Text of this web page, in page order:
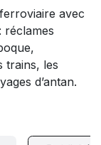
avec
: réclames
trains, les
d’antan.